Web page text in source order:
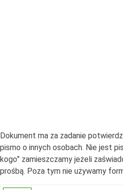
Dokument ma za zadanie
pismo o innych osobach. Nie jest
kogo” zamieszczamy jeżeli
prośbą. Poza tym nie używamy